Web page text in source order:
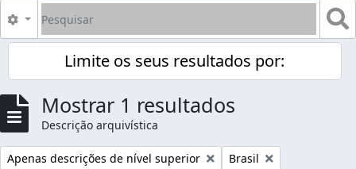
Pesquisar
Opções de busca
Limite os seus resultados por:
Mostrar 1 resultados
Descrição arquivística
Remover filtro:
Apenas descrições de nível superior Remover filtro:
Brasil